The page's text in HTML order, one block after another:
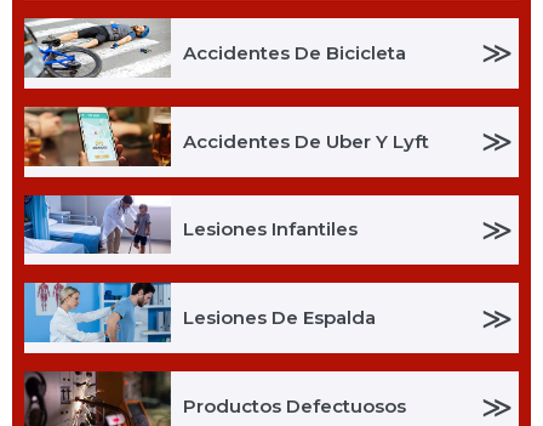
Accidentes De Bicicleta ≫
Accidentes De Uber Y Lyft ≫
Lesiones Infantiles ≫
Lesiones De Espalda ≫
Productos Defectuosos ≫